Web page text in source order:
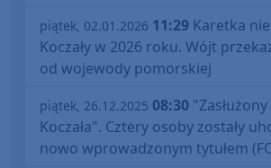
piątek, 02.01.2026 11:29 Karetka
Koczały w 2026 roku. Wójt
od wojewody pomorskiej
piątek, 26.12.2025 08:30
Koczała". Cztery osoby zostały
nowo wprowadzonym tytułem